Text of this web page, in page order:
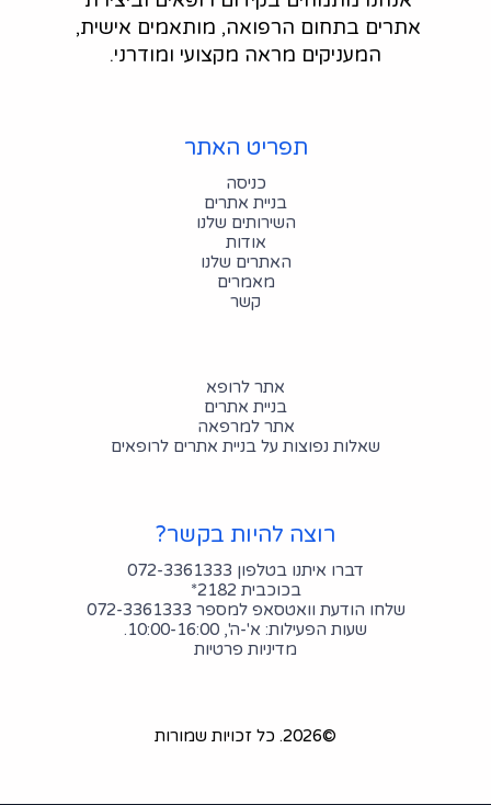
המעניקים מראה מקצועי ומודרני.
תפריט האתר
כניסה
בניית אתרים
השירותים שלנו
אודות
האתרים שלנו
מאמרים
קשר
אתר לרופא
בניית אתרים
אתר למרפאה
שאלות נפוצות על בניית אתרים לרופאים
רוצה להיות בקשר?
דברו איתנו בטלפון 072-3361333
בכוכבית 2182*
שלחו הודעת וואטסאפ למספר 072-3361333
שעות הפעילות: א'-ה', 10:00-16:00.
מדיניות פרטיות
©2026. כל זכויות שמורות